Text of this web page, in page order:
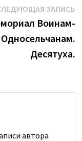
ЗАПИСЬ
Воинам-
Односельчанам.
Десятуха.
автора